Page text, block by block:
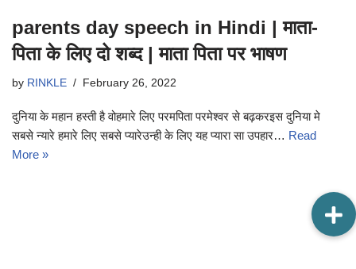
parents day speech in Hindi | माता-
पिता के लिए दो शब्द | माता पिता पर भाषण
by RINKLE February 26, 2022
दुनिया के महान हस्ती है वोहमारे लिए परमपिता परमेश्वर से बढ़करइस दुनिया मे
सबसे न्यारे हमारे लिए सबसे प्यारेउन्ही के लिए यह प्यारा सा उपहार… Read
More »